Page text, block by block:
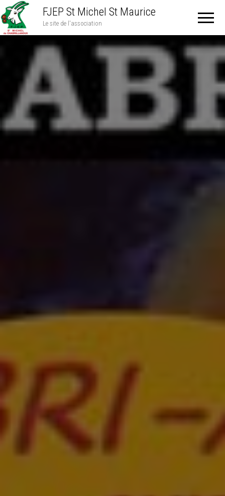
FJEP St Michel St Maurice
Le site de l'association